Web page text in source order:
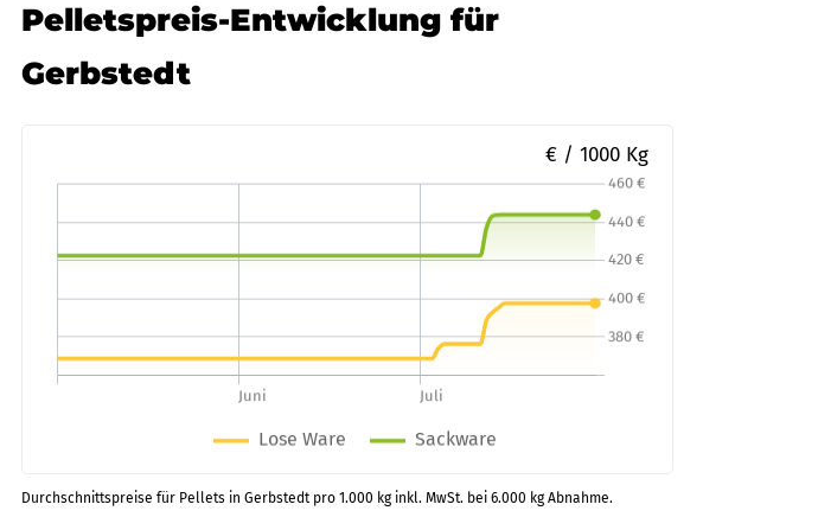
Pelletspreis-Entwicklung für
Gerbstedt
€ / 1000 Kg
Durchschnittspreise für Pellets in Gerbstedt pro 1.000 kg inkl. MwSt. bei 6.000 kg Abnahme.